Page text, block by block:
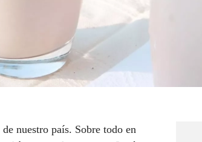
de nuestro país. Sobre todo en